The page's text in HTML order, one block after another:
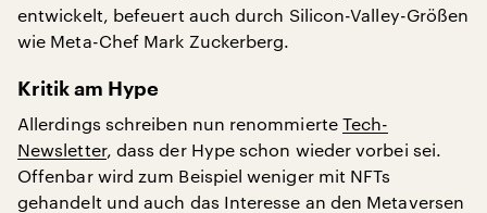
entwickelt, befeuert auch durch Silicon-Valley-Größen
wie Meta-Chef Mark Zuckerberg.
Kritik am Hype
Allerdings schreiben nun renommierte Tech-
Newsletter, dass der Hype schon wieder vorbei sei.
Offenbar wird zum Beispiel weniger mit NFTs
gehandelt und auch das Interesse an den Metaversen